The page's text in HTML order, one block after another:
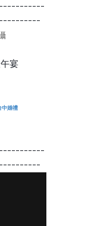
宴
中婚禮